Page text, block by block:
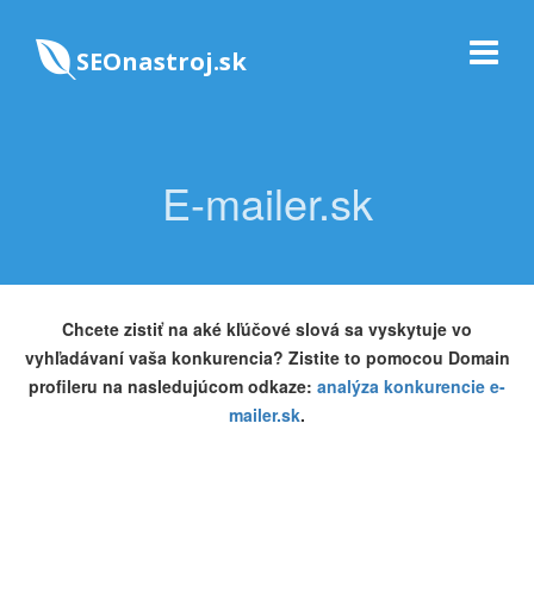
SEOnastroj.sk
E-mailer.sk
Chcete zistiť na aké kľúčové slová sa vyskytuje vo
vyhľadávaní vaša konkurencia? Zistite to pomocou Domain
profileru na nasledujúcom odkaze: analýza konkurencie e-
mailer.sk.